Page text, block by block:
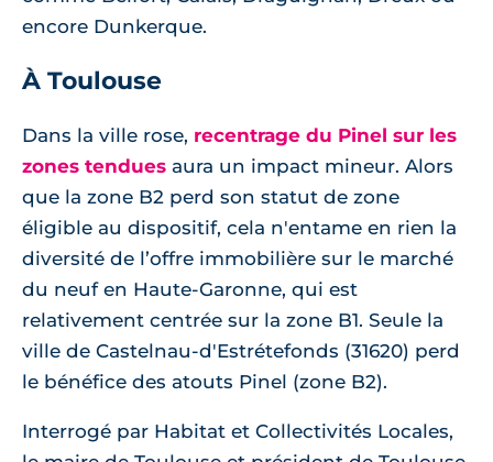
encore Dunkerque.
À Toulouse
Dans la ville rose, recentrage du Pinel sur les
zones tendues aura un impact mineur. Alors
que la zone B2 perd son statut de zone
éligible au dispositif, cela n'entame en rien la
diversité de l’offre immobilière sur le marché
du neuf en Haute-Garonne, qui est
relativement centrée sur la zone B1. Seule la
ville de Castelnau-d'Estrétefonds (31620) perd
le bénéfice des atouts Pinel (zone B2).
Interrogé par Habitat et Collectivités Locales,